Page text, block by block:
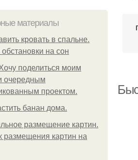
материалы
кровать в спальне.
на сон
поделиться моим
очередным
проектом.
банан дома.
размещение картин.
размещения картин на